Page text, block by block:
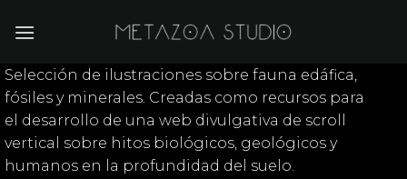
Selección de ilustraciones sobre fauna edáfica,
fósiles y minerales. Creadas como recursos para
el desarrollo de una web divulgativa de scroll
vertical sobre hitos biológicos, geológicos y
humanos en la profundidad del suelo.